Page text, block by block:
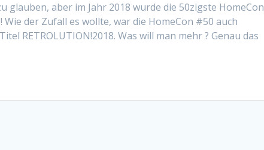
glauben, aber im Jahr 2018 wurde die 50zigste HomeCon
der Zufall es wollte, war die HomeCon #50 auch
RETROLUTION!2018. Was will man mehr ? Genau das